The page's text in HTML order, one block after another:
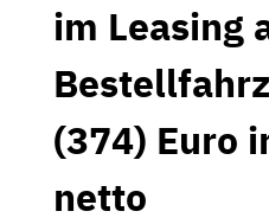
im Leasing
(374) Euro
netto